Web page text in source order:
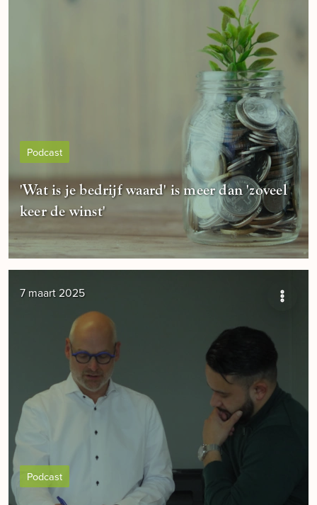
Podcast
'Wat is je bedrijf waard' is meer dan 'zoveel
keer de winst'
7 maart 2025
Podcast